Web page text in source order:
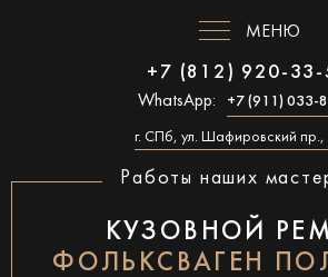
МЕНЮ
+7 (812) 920-33-
WhatsApp: +7 (911) 033-
г. СПб, ул. Шафировский пр.,
Работы наших
КУЗОВНОЙ
ФОЛЬКСВАГЕН